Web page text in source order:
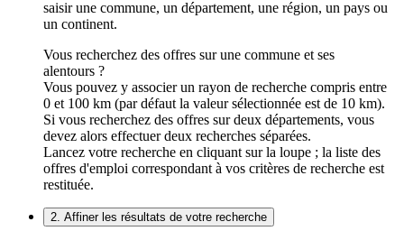
saisir une commune, un département, une région, un pays ou
un continent.
Vous recherchez des offres sur une commune et ses
alentours ?
Vous pouvez y associer un rayon de recherche compris entre
0 et 100 km (par défaut la valeur sélectionnée est de 10 km).
Si vous recherchez des offres sur deux départements, vous
devez alors effectuer deux recherches séparées.
Lancez votre recherche en cliquant sur la loupe ; la liste des
offres d'emploi correspondant à vos critères de recherche est
restituée.
2. Affiner les résultats de votre recherche